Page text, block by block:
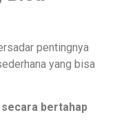
pentingnya
yang bisa
bertahap